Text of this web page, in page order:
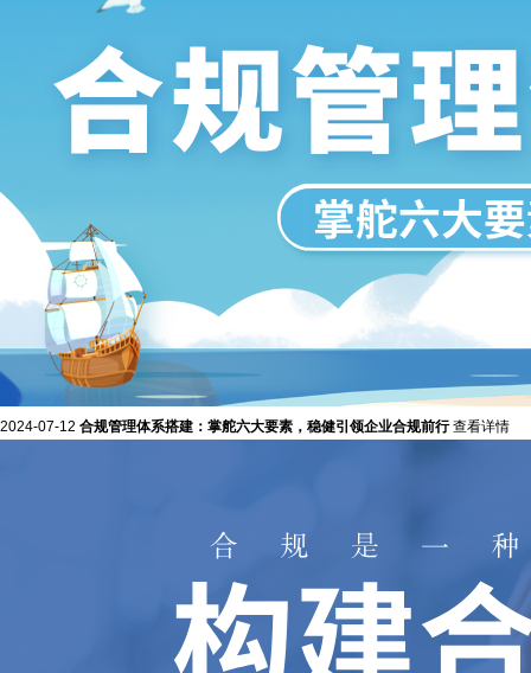
2024-07-12 合规管理体系搭建：掌舵六大要素，稳健引领企业合规前行 查看详情